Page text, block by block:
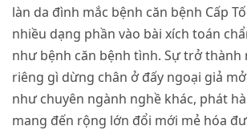
làn da đình mắc bệnh căn bệnh Cấp
nhiều dạng phần vào bài xích toán
như bệnh căn bệnh tình. Sự trở thành
riêng gì dừng chân ở đấy ngoại giả
như chuyên ngành nghề khác, phát
mang đến rộng lớn đổi mới mẻ hóa